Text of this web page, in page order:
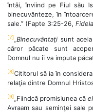
întâi, înviind pe Fiul său
binecuvânteze, în
sale.” (Fapte 3:25-26, Fidela
[7] „Binecuvântaţi sunt
căror păcate sunt
Domnul nu îi va imputa
[8]Cititorul să ia în
relaţia dintre Domnul
[9] „Fiindcă promisiunea că
Avraam sau seminţei sale